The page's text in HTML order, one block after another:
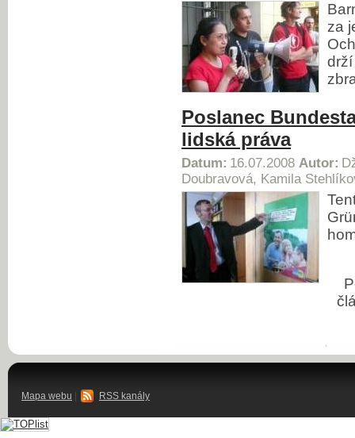
za
Poslanec
lidská práva
Datum: 16.07.2008 Autor:
Doubravová, Kamila
Mapa webu RSS kanály